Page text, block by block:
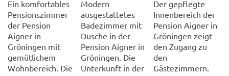
Ein komfortables
Pensionszimmer
der Pension
Aigner in
Gröningen mit
gemütlichem
Wohnbereich. Die
Modern
ausgestattetes
Badezimmer mit
Dusche in der
Pension Aigner in
Gröningen. Die
Unterkunft in der
Der gepflegte
Innenbereich der
Pension Aigner in
Gröningen zeigt
den Zugang zu
den
Gästezimmern.